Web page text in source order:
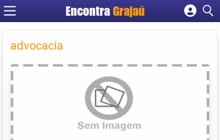
Encontra Grajaú
Cadastrar empresa
advocacia